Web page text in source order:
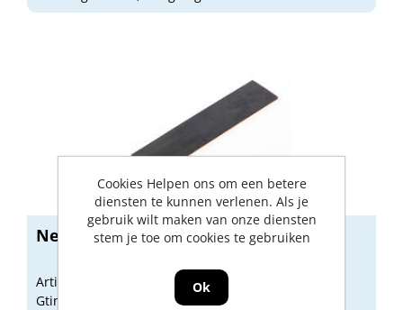
Neoprene steunblokje 22 x 2 x 100mm
Artikelnummer: 1508511
Gtin:
Cookies Helpen ons om een betere
diensten te kunnen verlenen. Als je
gebruik wilt maken van onze diensten
stem je toe om cookies te gebruiken
Ok